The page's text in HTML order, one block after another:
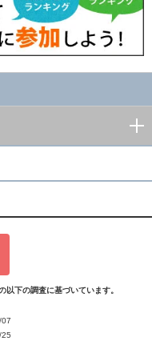
下の調査に基づいています。